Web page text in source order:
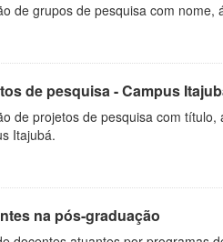
de grupos de pesquisa com nome,
de pesquisa - Campus
de projetos de pesquisa com
Itajubá.
na pós-graduação